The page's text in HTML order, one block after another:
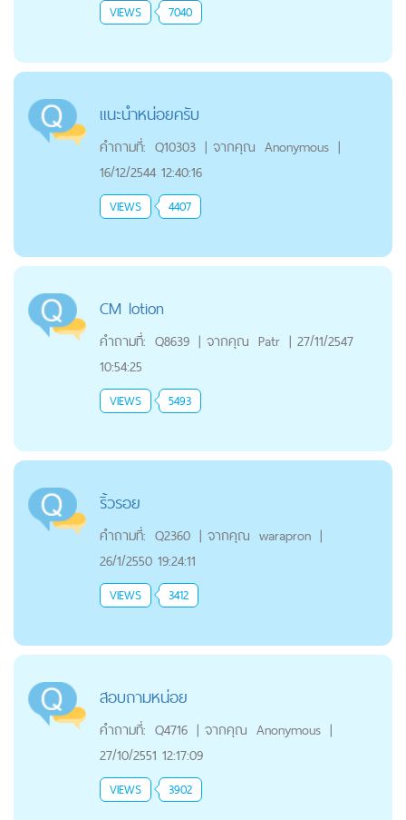
VIEWS 7040
แนะนำหน่อยครับ
คำถามที่: Q10303 | จากคุณ Anonymous |
16/12/2544 12:40:16
VIEWS 4407
CM lotion
คำถามที่: Q8639 | จากคุณ Patr | 27/11/2547
10:54:25
VIEWS 5493
ริ้วรอย
คำถามที่: Q2360 | จากคุณ warapron |
26/1/2550 19:24:11
VIEWS 3412
สอบถามหน่อย
คำถามที่: Q4716 | จากคุณ Anonymous |
27/10/2551 12:17:09
VIEWS 3902